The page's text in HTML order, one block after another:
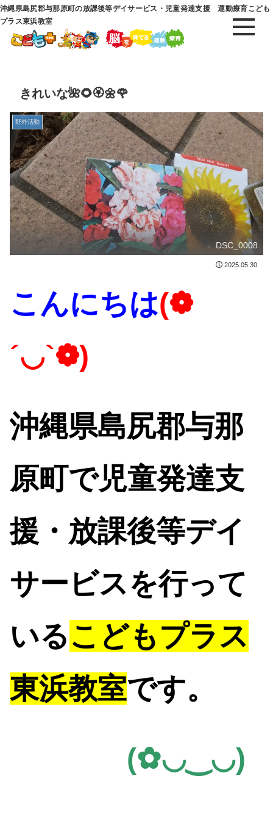
沖縄県島尻郡与那原町の放課後等デイサービス・児童発達支援 運動療育こども
プラス東浜教室
きれいな🌺🌻🏵️🌼🌹
野外活動
DSC_0008
2025.05.30
こんにちは(❁
´◡`❁)
沖縄県島尻郡与那
原町で児童発達支
援・放課後等デイ
サービスを行って
いるこどもプラス
東浜教室です。
(✿◡‿◡)